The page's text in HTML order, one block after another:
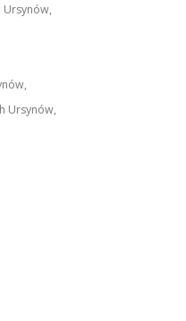
Ursynów,